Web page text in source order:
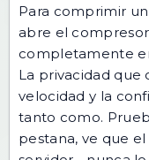
Para comprimir
abre el
completamente
La privacidad que
velocidad y la
tanto como.
pestana, ve que